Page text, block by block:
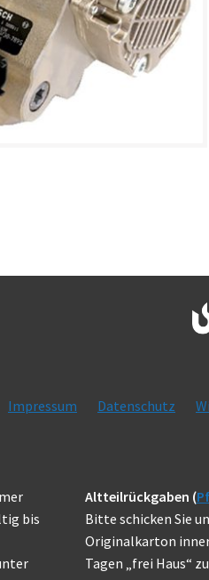
Impressum Datenschutz
bis
Altteilrückgaben (
Bitte schicken Sie
Originalkarton
Tagen „frei Haus“